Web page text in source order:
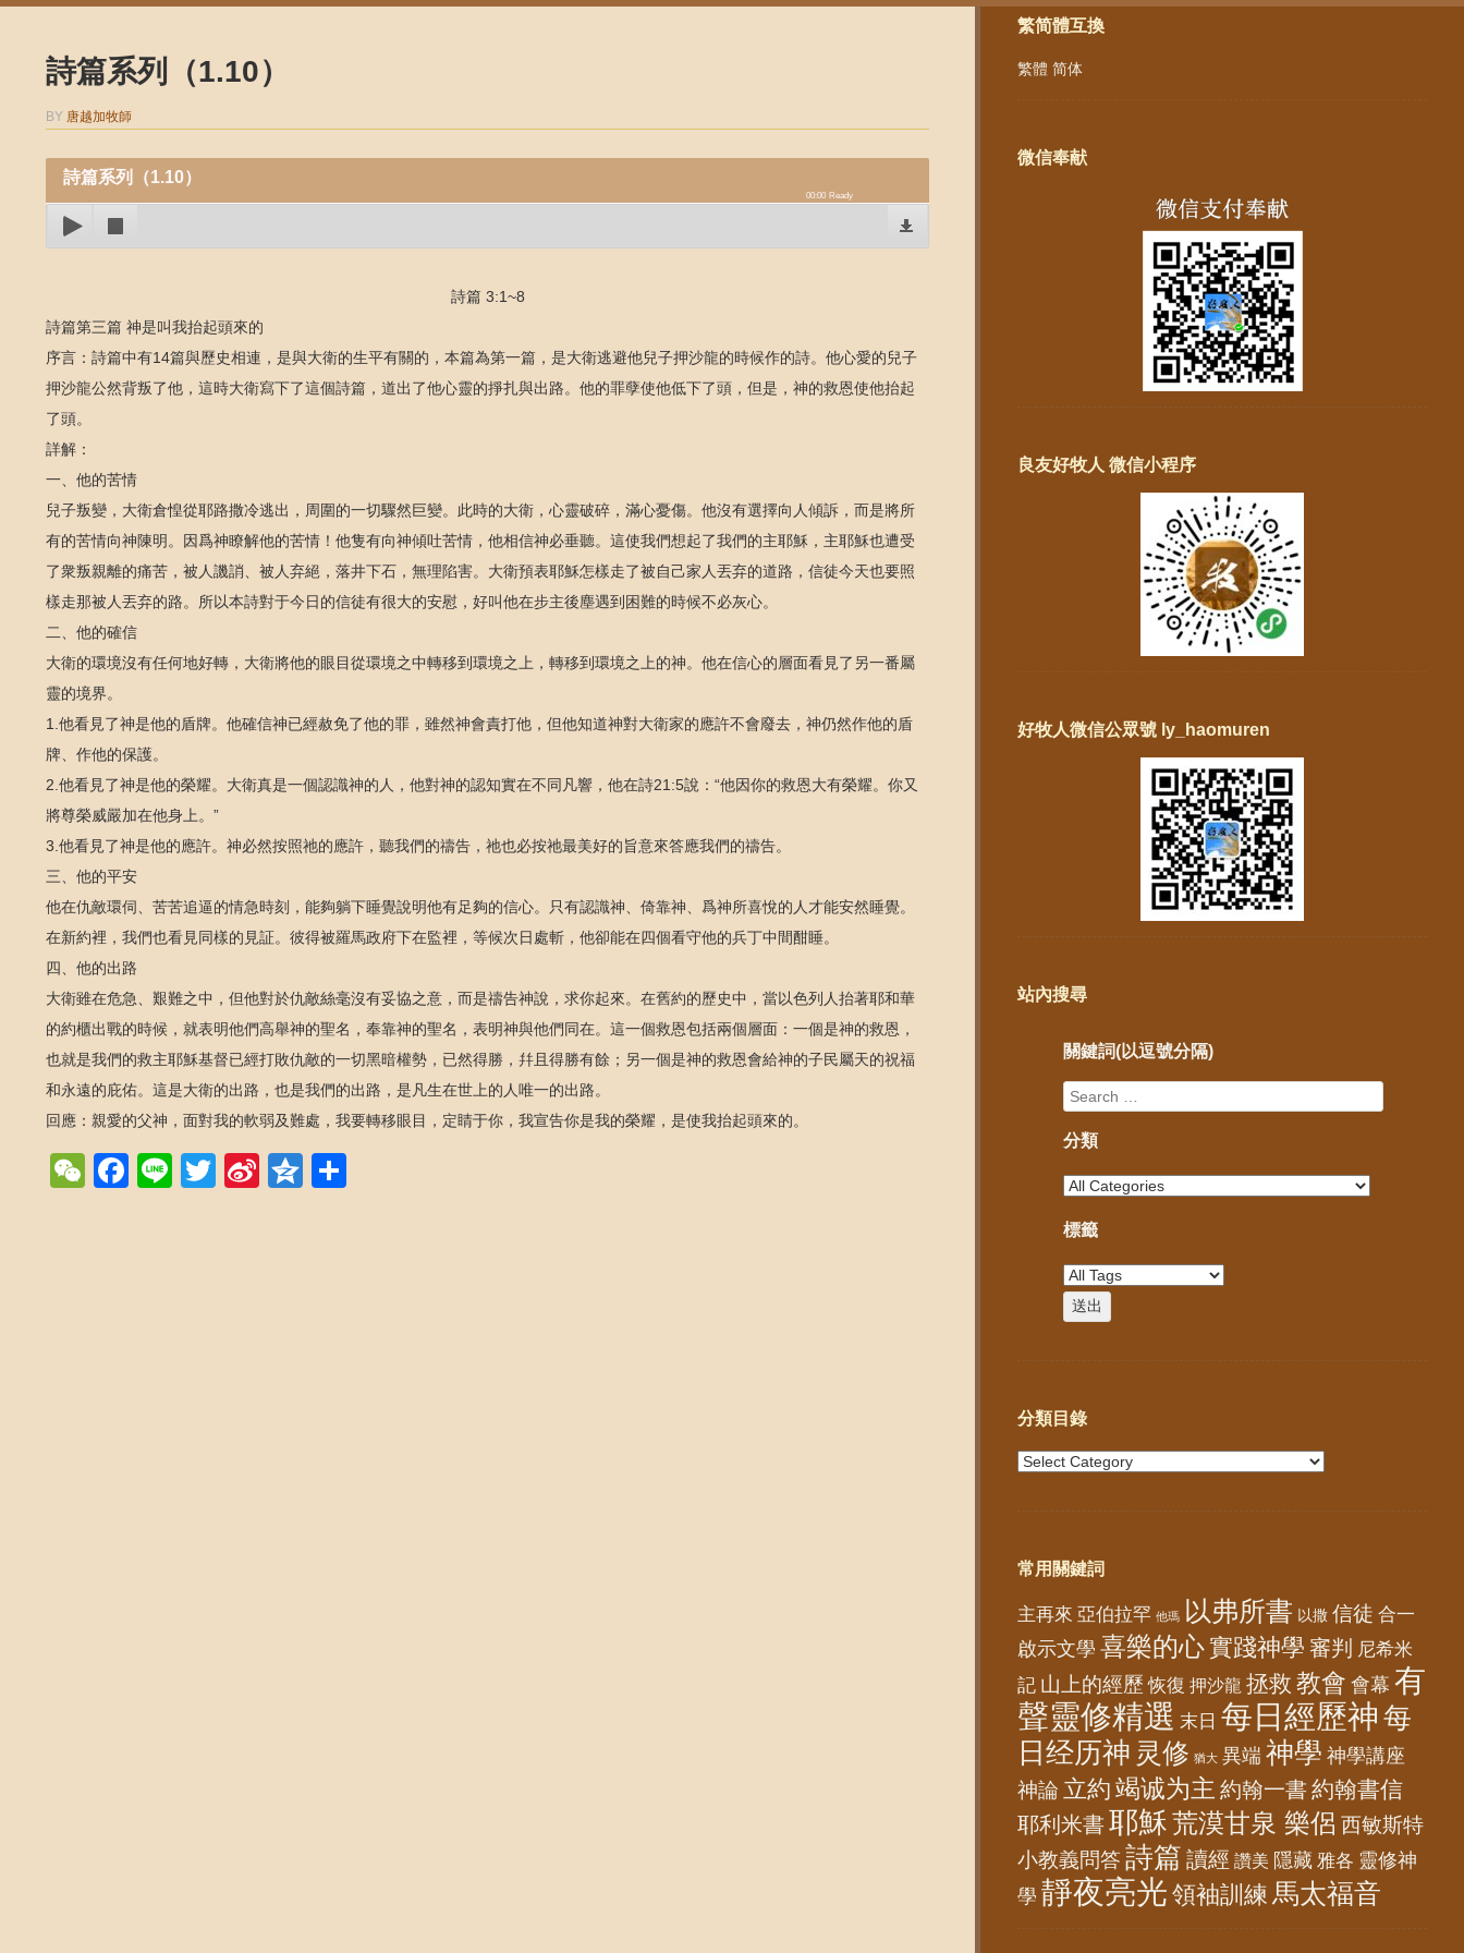
詩篇系列（1.10）
BY 唐越加牧師
詩篇系列（1.10）
00:00 Ready
詩篇 3:1~8
詩篇第三篇 神是叫我抬起頭來的
序言：詩篇中有14篇與歷史相連，是與大衛的生平有關的，本篇為第一篇，是大衛逃避他兒子押沙龍的時候作的詩。他心愛的兒子
押沙龍公然背叛了他，這時大衛寫下了這個詩篇，道出了他心靈的掙扎與出路。他的罪孽使他低下了頭，但是，神的救恩使他抬起
了頭。
詳解：
一、他的苦情
兒子叛變，大衛倉惶從耶路撒冷逃出，周圍的一切驟然巨變。此時的大衛，心靈破碎，滿心憂傷。他沒有選擇向人傾訴，而是將所
有的苦情向神陳明。因爲神瞭解他的苦情！他隻有向神傾吐苦情，他相信神必垂聽。這使我們想起了我們的主耶穌，主耶穌也遭受
了衆叛親離的痛苦，被人譏誚、被人弃絕，落井下石，無理陷害。大衛預表耶穌怎樣走了被自己家人丟弃的道路，信徒今天也要照
樣走那被人丟弃的路。所以本詩對于今日的信徒有很大的安慰，好叫他在步主後塵遇到困難的時候不必灰心。
二、他的確信
大衛的環境沒有任何地好轉，大衛將他的眼目從環境之中轉移到環境之上，轉移到環境之上的神。他在信心的層面看見了另一番屬
靈的境界。
1.他看見了神是他的盾牌。他確信神已經赦免了他的罪，雖然神會責打他，但他知道神對大衛家的應許不會廢去，神仍然作他的盾
牌、作他的保護。
2.他看見了神是他的榮耀。大衛真是一個認識神的人，他對神的認知實在不同凡響，他在詩21:5說：“他因你的救恩大有榮耀。你又
將尊榮威嚴加在他身上。”
3.他看見了神是他的應許。神必然按照祂的應許，聽我們的禱告，祂也必按祂最美好的旨意來答應我們的禱告。
三、他的平安
他在仇敵環伺、苦苦追逼的情急時刻，能夠躺下睡覺說明他有足夠的信心。只有認識神、倚靠神、爲神所喜悅的人才能安然睡覺。
在新約裡，我們也看見同樣的見証。彼得被羅馬政府下在監裡，等候次日處斬，他卻能在四個看守他的兵丁中間酣睡。
四、他的出路
大衛雖在危急、艱難之中，但他對於仇敵絲毫沒有妥協之意，而是禱告神說，求你起來。在舊約的歷史中，當以色列人抬著耶和華
的約櫃出戰的時候，就表明他們高舉神的聖名，奉靠神的聖名，表明神與他們同在。這一個救恩包括兩個層面：一個是神的救恩，
也就是我們的救主耶穌基督已經打敗仇敵的一切黑暗權勢，已然得勝，幷且得勝有餘；另一個是神的救恩會給神的子民屬天的祝福
和永遠的庇佑。這是大衛的出路，也是我們的出路，是凡生在世上的人唯一的出路。
回應：親愛的父神，面對我的軟弱及難處，我要轉移眼目，定睛于你，我宣告你是我的榮耀，是使我抬起頭來的。
WeChat
Facebook
LineTwitterSinaQzone
繁简體互換
繁體 简体
微信奉献
良友好牧人 微信小程序
好牧人微信公眾號 ly_haomuren
站內搜尋
關鍵詞(以逗號分隔)
分類
標籤
分類目錄
常用關鍵詞
主再來 亞伯拉罕 他瑪 以弗所書 以撒 信徒 合一
啟示文學 喜樂的心實踐神學 審判 尼希米
記 山上的經歷 恢復 押沙龍 拯救 教會 會幕 有
聲靈修精選 末日 每日經歷神 每
日经历神 灵修 猶大 異端 神學 神學講座
神論 立約 竭诚为主 約翰一書 約翰書信
耶利米書 耶穌荒漠甘泉 樂侶 西敏斯特
小教義問答詩篇 讀經 讚美 隱藏 雅各 靈修神
學 靜夜亮光 領袖訓練 馬太福音